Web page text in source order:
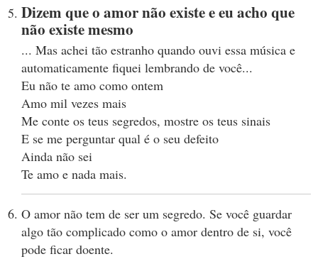
Dizem que o amor não existe e eu acho que
não existe mesmo
... Mas achei tão estranho quando ouvi essa música e
automaticamente fiquei lembrando de você...
Eu não te amo como ontem
Amo mil vezes mais
Me conte os teus segredos, mostre os teus sinais
E se me perguntar qual é o seu defeito
Ainda não sei
Te amo e nada mais.
O amor não tem de ser um segredo. Se você guardar
algo tão complicado como o amor dentro de si, você
pode ficar doente.